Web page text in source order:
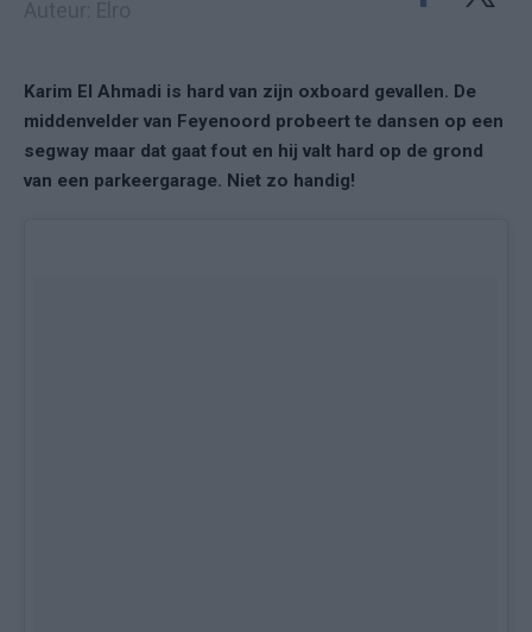
Karim El Ahmadi is hard van zijn oxboard gevallen. De
middenvelder van Feyenoord probeert te dansen op een
segway maar dat gaat fout en hij valt hard op de grond
van een parkeergarage. Niet zo handig!